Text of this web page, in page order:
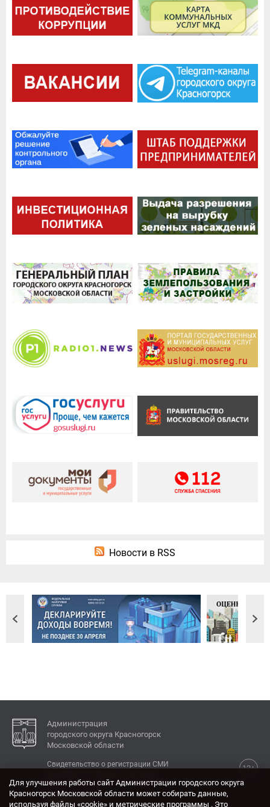
Новости в RSS
Администрация
городского округа Красногорск
Московской области
12+
Свидетельство о регистрации СМИ
КОНТАКТЫ
Для улучшения работы сайт Администрации городского округа
Красногорск Московской области может собирать данные,
используя файлы «cookie» и метрические программы . Это